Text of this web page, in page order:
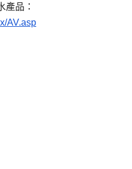
產品：
AV.asp